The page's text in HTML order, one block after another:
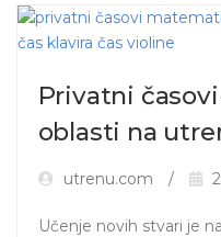
Privatni
oblasti na
utrenu.com
Učenje novih stvari je